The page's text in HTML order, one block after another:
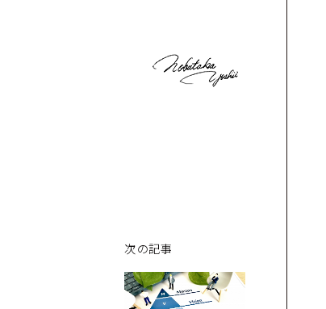
次の記事